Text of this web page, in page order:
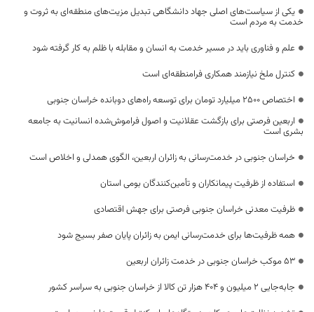
یکی از سیاست‌های اصلی جهاد دانشگاهی تبدیل مزیت‌های منطقه‌ای به ثروت و
خدمت به مردم است
علم و فناوری باید در مسیر خدمت به انسان و مقابله با ظلم به کار گرفته شود
کنترل ملخ نیازمند همکاری فرامنطقه‌ای است
اختصاص 2500 میلیارد تومان برای توسعه راه‌های دوبانده خراسان جنوبی
اربعین فرصتی برای بازگشت عقلانیت و اصول فراموش‌شده انسانیت به جامعه
بشری است
خراسان جنوبی در خدمت‌رسانی به زائران اربعین، الگوی همدلی و اخلاص است
استفاده از ظرفیت پیمانکاران و تأمین‌کنندگان بومی استان
ظرفیت معدنی خراسان جنوبی فرصتی برای جهش اقتصادی
همه ظرفیت‌ها برای خدمت‌رسانی ایمن به زائران پایان صفر بسیج شود
53 موکب خراسان جنوبی در خدمت زائران اربعین
جابه‌جایی 2 میلیون و 404 هزار تن کالا از خراسان جنوبی به سراسر کشور